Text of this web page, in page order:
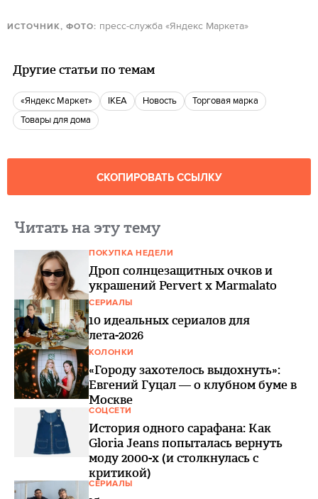
ИСТОЧНИК, ФОТО: пресс-служба «Яндекс Маркета»
Другие статьи по темам
«Яндекс Маркет» IKEA Новость
Торговая марка
Товары для дома
СКОПИРОВАТЬ ССЫЛКУ
Читать на эту тему
ПОКУПКА НЕДЕЛИ
Дроп солнцезащитных очков и
украшений Pervert x Marmalato
СЕРИАЛЫ
10 идеальных сериалов для
лета-2026
КОЛОНКИ
«Городу захотелось выдохнуть»:
Евгений Гуцал — о клубном буме в
Москве
СОЦСЕТИ
История одного сарафана: Как
Gloria Jeans попыталась вернуть
моду 2000-х (и столкнулась с
критикой)
СЕРИАЛЫ